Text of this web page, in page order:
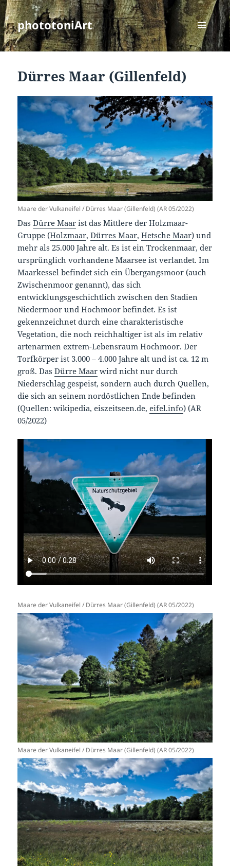
phototoniArt
MENÜ
UND
Dürres Maar (Gillenfeld)
Maare der Vulkaneifel / Dürres Maar (Gillenfeld) (AR 05/2022)
DasDürre Maar ist das Mittlere der Holzmaar-
Gruppe (Holzmaar,Dürres Maar,Hetsche Maar) und
mehr als 25.000 Jahre alt. Es ist ein Trockenmaar, der
ursprünglich vorhandene Maarsee ist verlandet. Im
Maarkessel befindet sich ein Übergangsmoor (auch
Zwischenmoor genannt), das sich
entwicklungsgeschichtlich zwischen den Stadien
Niedermoor und Hochmoor befindet. Es ist
gekennzeichnet durch eine charakteristische
Vegetation, die noch reichhaltiger ist als im relativ
artenarmen extrem-Lebensraum Hochmoor. Der
Torfkörper ist 3.000 – 4.000 Jahre alt und ist ca. 12 m
groß. DasDürre Maar wird nicht nur durch
Niederschlag gespeist, sondern auch durch Quellen,
die sich an seinem nordöstlichen Ende befinden
(Quellen: wikipedia, eiszeitseen.de,eifel.info) (AR
05/2022)
Maare der Vulkaneifel / Dürres Maar (Gillenfeld) (AR 05/2022)
Maare der Vulkaneifel / Dürres Maar (Gillenfeld) (AR 05/2022)